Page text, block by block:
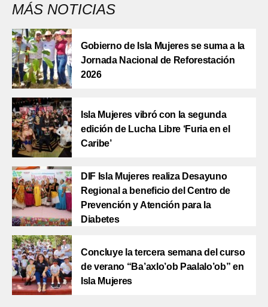
MÁS NOTICIAS
Gobierno de Isla Mujeres se suma a la
Jornada Nacional de Reforestación
2026
Isla Mujeres vibró con la segunda
edición de Lucha Libre ‘Furia en el
Caribe’
DIF Isla Mujeres realiza Desayuno
Regional a beneficio del Centro de
Prevención y Atención para la
Diabetes
Concluye la tercera semana del curso
de verano “Ba’axlo’ob Paalalo’ob” en
Isla Mujeres